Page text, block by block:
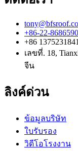
+86-22-
+86
เลขที่. 18,
จีน
ลิงค์ด่วน
ข้อมูลบริษัท
ใบรับรอง
วิดีโอโรงงาน